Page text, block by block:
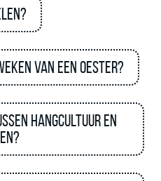
van een oester?
hangcultuur en